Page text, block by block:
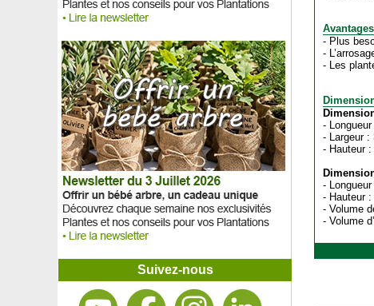
Suivez-nous
- Plus
-
- Les
-
- Largeur :
- Hauteur
-
- Hauteur
- Volume
- Volume